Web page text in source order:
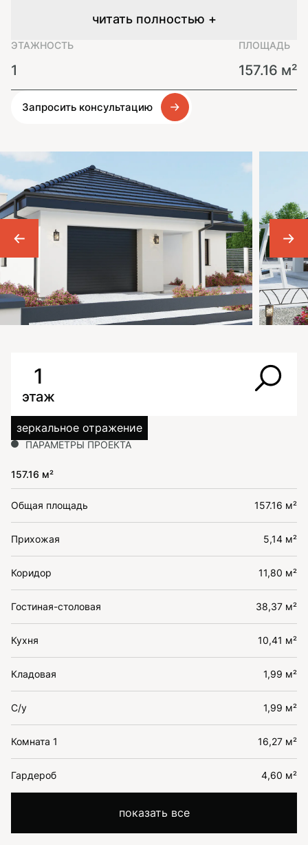
читать полностью +
ЭТАЖНОСТЬ
1
ПЛОЩАДЬ
157.16 м²
Запросить консультацию
1
этаж
зеркальное отражение
ПАРАМЕТРЫ ПРОЕКТА
157.16 м²
Общая площадь 157.16 м²
Прихожая 5,14 м²
Коридор 11,80 м²
Гостиная-столовая 38,37 м²
Кухня 10,41 м²
Кладовая 1,99 м²
С/у 1,99 м²
Комната 1 16,27 м²
Гардероб 4,60 м²
показать все